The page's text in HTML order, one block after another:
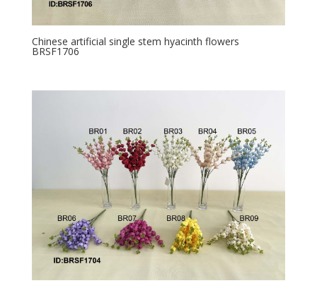
Chinese artificial single stem hyacinth flowers
BRSF1706